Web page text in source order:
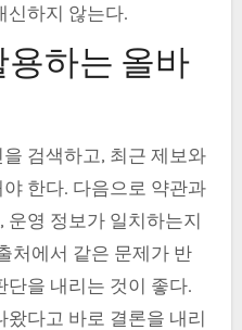
신하지 않는다.
하는 올바
검색하고, 최근 제보와
한다. 다음으로 약관과
운영 정보가 일치하는지
처에서 같은 문제가 반
단을 내리는 것이 좋다.
다고 바로 결론을 내리